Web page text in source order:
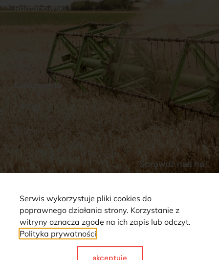
Dokumenty
Regulamin
Polityka prywatności
Reklamacje i zwroty
Dostawy
Płatności
Romanowski
Sklep internetowy
Praca
Ubezpieczenia
Sprawdź nas na
Strona wykorzystuje pliki cookie. Wszystkie prawa zastrzeżone ©
Serwis wykorzystuje pliki cookies do
poprawnego działania strony. Korzystanie z
witryny oznacza zgodę na ich zapis lub odczyt.
Polityka prywatności
akceptuje